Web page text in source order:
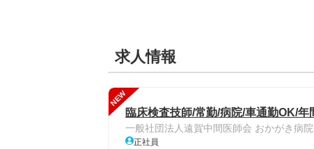
求人情報
NEW
臨床検査技師/常勤/病院/車通勤OK/年
一般社団法人遠賀中間医師会 おかがき病院
正社員